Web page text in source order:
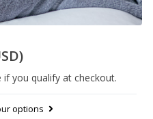
if you qualify at checkout.
options